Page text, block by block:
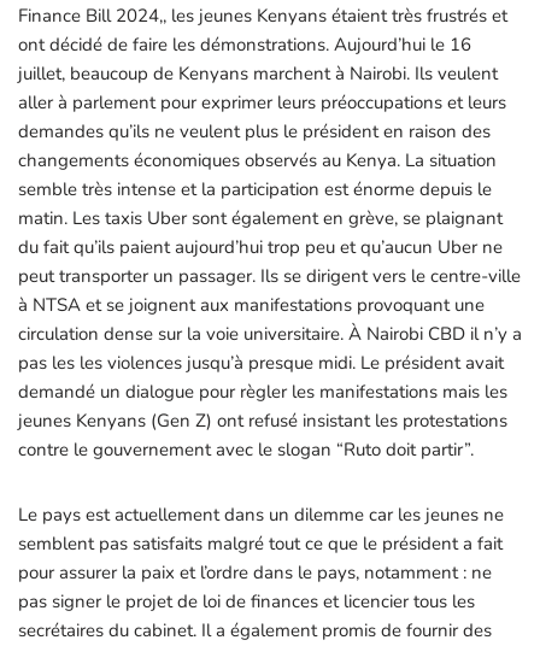
Finance Bill 2024,, les jeunes Kenyans étaient très frustrés et
ont décidé de faire les démonstrations. Aujourd’hui le 16
juillet, beaucoup de Kenyans marchent à Nairobi. Ils veulent
aller à parlement pour exprimer leurs préoccupations et leurs
demandes qu’ils ne veulent plus le président en raison des
changements économiques observés au Kenya. La situation
semble très intense et la participation est énorme depuis le
matin. Les taxis Uber sont également en grève, se plaignant
du fait qu’ils paient aujourd’hui trop peu et qu’aucun Uber ne
peut transporter un passager. Ils se dirigent vers le centre-ville
à NTSA et se joignent aux manifestations provoquant une
circulation dense sur la voie universitaire. À Nairobi CBD il n’y a
pas les les violences jusqu’à presque midi. Le président avait
demandé un dialogue pour règler les manifestations mais les
jeunes Kenyans (Gen Z) ont refusé insistant les protestations
contre le gouvernement avec le slogan “Ruto doit partir”.
Le pays est actuellement dans un dilemme car les jeunes ne
semblent pas satisfaits malgré tout ce que le président a fait
pour assurer la paix et l’ordre dans le pays, notamment : ne
pas signer le projet de loi de finances et licencier tous les
secrétaires du cabinet. Il a également promis de fournir des